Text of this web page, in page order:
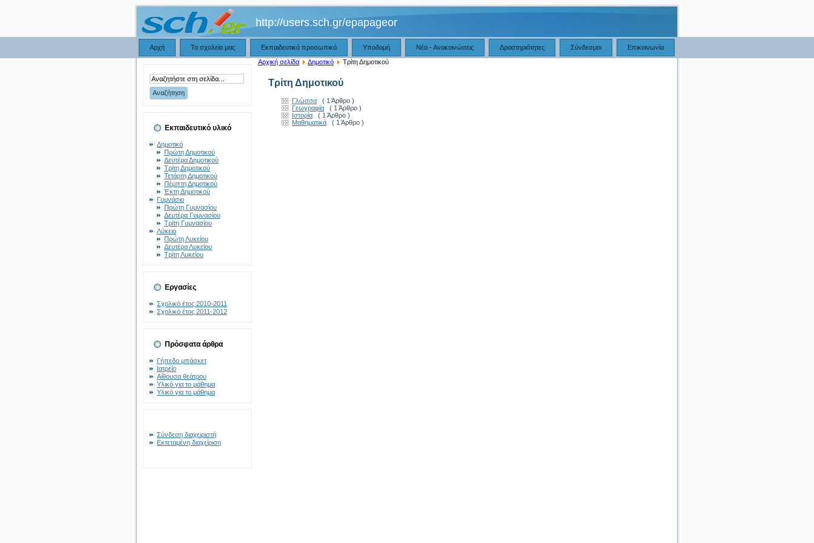
http://users.sch.gr/epapageor
Αρχή Το σχολείο μας Εκπαιδευτικό προσωπικό Υποδομή Νέα - Ανακοινώσεις Δραστηριότητες Σύνδεσμοι Επικοινωνία
Εκπαιδευτικό υλικό
Δημοτικό
Πρώτη Δημοτικού
Δευτέρα Δημοτικού
Τρίτη Δημοτικού
Τετάρτη Δημοτικού
Πέμπτη Δημοτικού
Έκτη Δημοτικού
Γυμνάσιο
Πρώτη Γυμνασίου
Δευτέρα Γυμνασίου
Τρίτη Γυμνασίου
Λύκειο
Πρώτη Λυκείου
Δευτέρα Λυκείου
Τρίτη Λυκείου
Εργασίες
Σχολικό έτος 2010-2011
Σχολικό έτος 2011-2012
Πρόσφατα άρθρα
Γήπεδο μπάσκετ
Ιατρείο
Αίθουσα θεάτρου
Υλικό για το μάθημα
Υλικό για το μάθημα
Σύνδεση διαχειριστή
Εκτεταμένη διαχείριση
Αρχική σελίδα Δημοτικό Τρίτη Δημοτικού
Τρίτη Δημοτικού
Γλώσσα
( 1 Άρθρο )
Γεωγραφία
( 1 Άρθρο )
Ιστορία
( 1 Άρθρο )
Μαθηματικά
( 1 Άρθρο )